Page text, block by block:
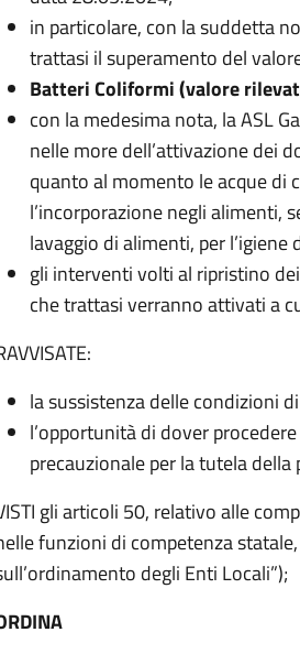
in particolare, con la suddetta
trattasi il superamento del
Batteri Coliformi (valore
con la medesima nota, la ASL
nelle more dell’attivazione dei
quanto al momento le acque di
l’incorporazione negli alimenti,
lavaggio di alimenti, per l’igiene
gli interventi volti al ripristino
che trattasi verranno attivati a
la sussistenza delle condizioni
l’opportunità di dover
precauzionale per la tutela della
gli articoli 50, relativo alle
funzioni di competenza
degli Enti Locali”);